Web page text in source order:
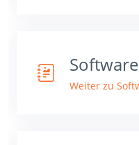
Weiter zu